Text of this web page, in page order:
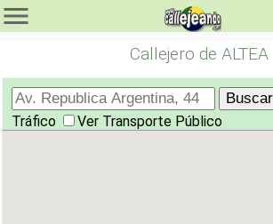
Callejero de ALTEA
Tráfico
Ver Transporte Público